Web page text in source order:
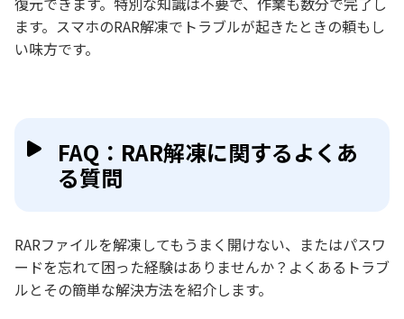
ます。スマホのRAR解凍でトラブルが起きたときの頼もし
い味方です。
FAQ：RAR解凍に関するよくあ
る質問
RARファイルを解凍してもうまく開けない、またはパスワ
ードを忘れて困った経験はありませんか？よくあるトラブ
ルとその簡単な解決方法を紹介します。